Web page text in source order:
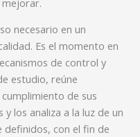
necesario en un
Es el momento en
de control y
estudio, reúne
de sus
los analiza a la luz de un
con el fin de